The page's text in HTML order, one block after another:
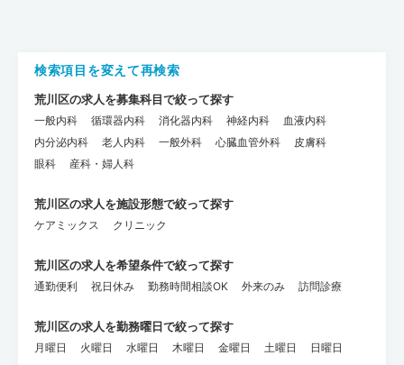
検索項目を変えて再検索
荒川区の求人を募集科目で絞って探す
一般内科 循環器内科 消化器内科 神経内科
血液内科
内分泌内科
老人内科 一般外科 心臓血管外科
皮膚科
眼科
産科・婦人科
荒川区の求人を施設形態で絞って探す
ケアミックス クリニック
荒川区の求人を希望条件で絞って探す
通勤便利 祝日休み 勤務時間相談OK 外来のみ 訪問診療
荒川区の求人を勤務曜日で絞って探す
月曜日 火曜日 水曜日 木曜日 金曜日 土曜日 日曜日